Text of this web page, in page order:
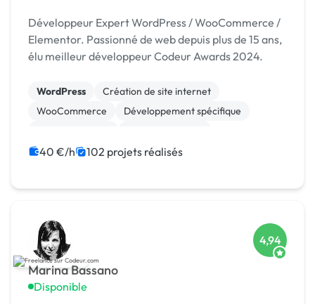
Développeur Expert WordPress / WooCommerce /
Elementor. Passionné de web depuis plus de 15 ans,
élu meilleur développeur Codeur Awards 2024.
WordPress
Création de site internet
WooCommerce
Développement spécifique
CSS, HTML, XML
Maintenance
40 €/h 102 projets réalisés
Marina Bassano
Disponible
4,94